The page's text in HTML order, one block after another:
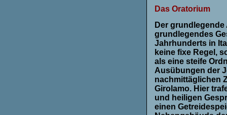
Das Oratorium
Der
grundlegendes
Jahrhunderts in
keine fixe Regel,
als eine steife
Ausübungen der
nachmittäglichen
Girolamo. Hier
und heiligen
einen